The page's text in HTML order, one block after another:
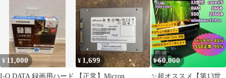
¥ 11,000
I-O DATA 録画用ハード
¥ 1,699
【正常】Micron
¥60,000
✨超オススメ【第13世